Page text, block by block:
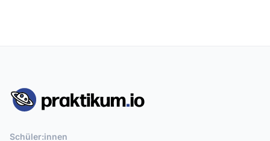
Schüler:innen